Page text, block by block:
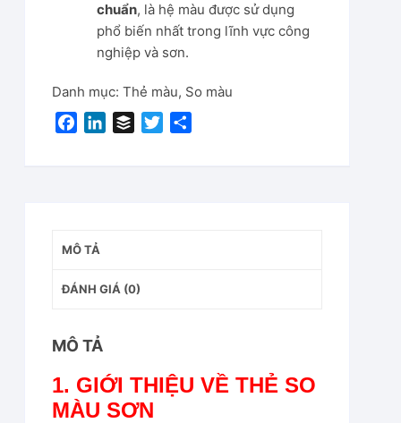
chuẩn, là hệ màu được sử dụng
phổ biến nhất trong lĩnh vực công
nghiệp và sơn.
Danh mục:Thẻ màu, So màu
o
MÔ TẢ
ĐÁNH GIÁ (0)
MÔ TẢ
1. GIỚI THIỆU VỀTHẺ SO
MÀU SƠN